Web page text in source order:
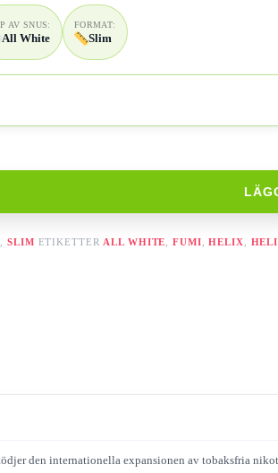
AV SNUS:
All White
FORMAT:
Slim
,SLIM ETIKETTER ALL WHITE ,FUMI ,HELIX
den internationella expansionen av tobaksfria